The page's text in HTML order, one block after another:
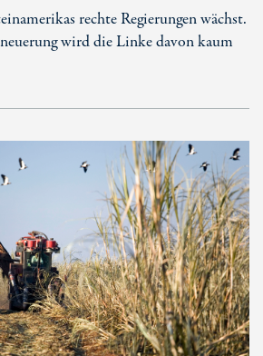
rechte Regierungen wächst.
wird die Linke davon kaum